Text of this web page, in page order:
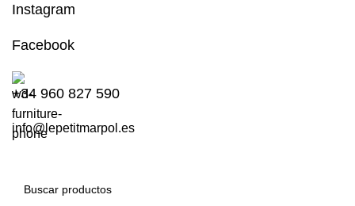
Instagram
Facebook
+34 960 827 590
info@lepetitmarpol.es